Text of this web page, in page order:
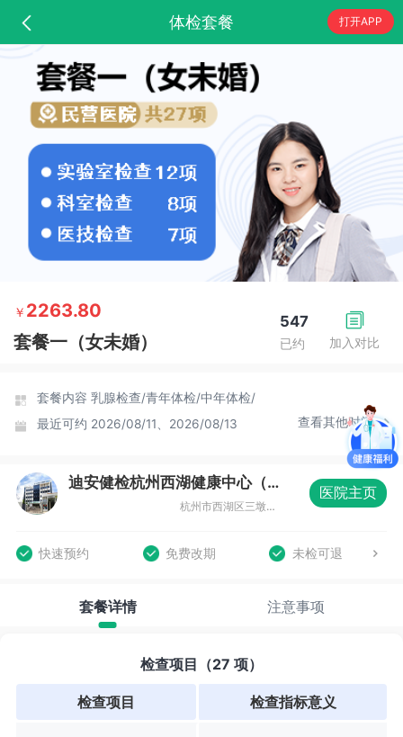
体检套餐 打开APP
加入对比
547
已约
￥ 2263.80
套餐一（女未婚）
套餐内容 乳腺检查/青年体检/中年体检/
最近可约 2026/08/11、2026/08/13 查看其他时间
迪安健检杭州西湖健康中心（城西分院）
杭州市西湖区三墩镇城北商贸园33幢
医院主页
快速预约 免费改期 未检可退
套餐详情 注意事项
检查项目（27 项）
检查项目 检查指标意义